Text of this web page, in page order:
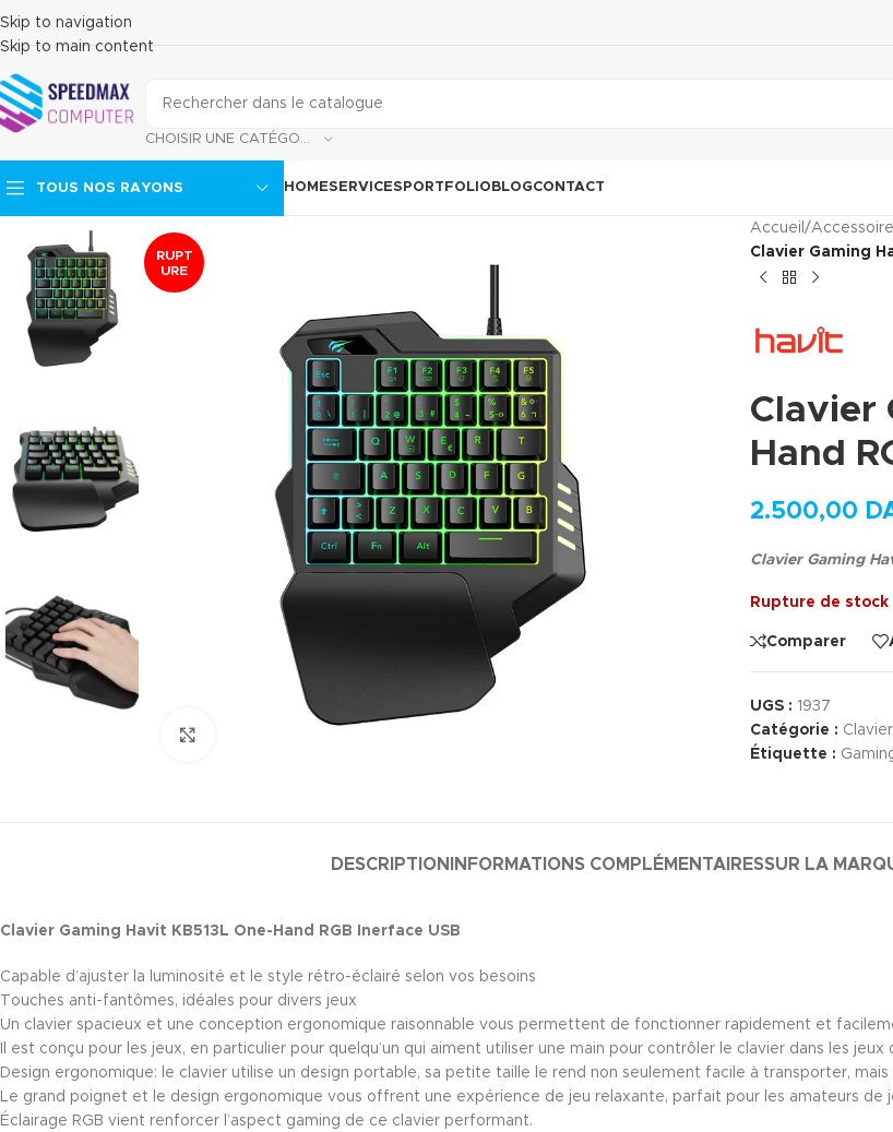
Skip to navigation
Skip to main content
TOUS NOS RAYONS HOMESERVICES PORTFOLIO BLOGCONTACT
RUPT
URE
Accueil /
Clavier Gaming
Clavier
Hand
2.500,00
Clavier Gaming
Rupture de stock
Comparer
UGS : 1937
Catégorie :
Étiquette :
DESCRIPTION INFORMATIONS COMPLÉMENTAIRESSUR LA
Clavier Gaming Havit KB513L One-Hand RGB Inerface USB
Capable d’ajuster la luminosité et le style rétro-éclairé selon vos besoins
Touches anti-fantômes, idéales pour divers jeux
Un clavier spacieux et une conception ergonomique raisonnable vous permettent de fonctionner rapidement et
Il est conçu pour les jeux, en particulier pour quelqu’un qui aiment utiliser une main pour contrôler le clavier dans les
Design ergonomique: le clavier utilise un design portable, sa petite taille le rend non seulement facile à transporter,
Le grand poignet et le design ergonomique vous offrent une expérience de jeu relaxante, parfait pour les amateurs de
Éclairage RGB vient renforcer l’aspect gaming de ce clavier performant.